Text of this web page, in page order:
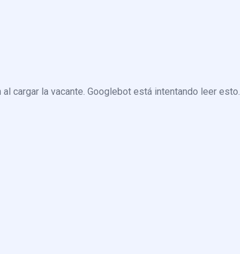
cargar la vacante. Googlebot está intentando leer esto.